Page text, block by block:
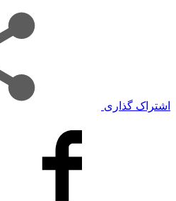
اشتراک گذاری